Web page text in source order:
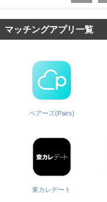
マッチングアプリ一覧
ペアーズ(Pairs)
東カレデート